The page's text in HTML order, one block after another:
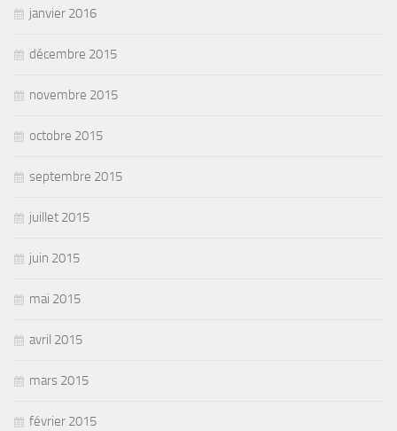
janvier 2016
décembre 2015
novembre 2015
octobre 2015
septembre 2015
juillet 2015
juin 2015
mai 2015
avril 2015
mars 2015
février 2015